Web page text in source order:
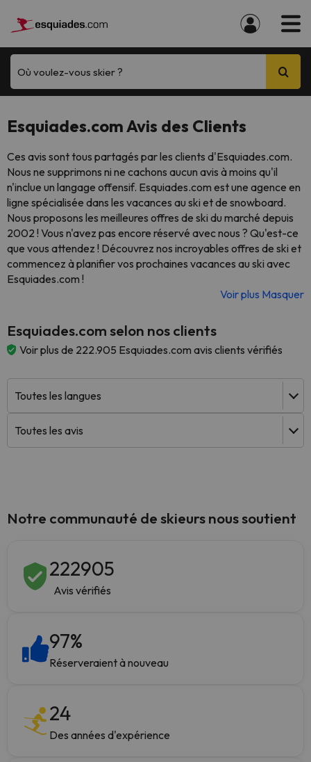
Où voulez-vous skier ?
Esquiades.com Avis des Clients
Ces avis sont tous partagés par les clients d'Esquiades.com.
Nous ne supprimons ni ne cachons aucun avis à moins qu'il
n'inclue un langage offensif. Esquiades.com est une agence en
ligne spécialisée dans les vacances au ski et de snowboard.
Nous proposons les meilleures offres de ski du marché depuis
2002 ! Vous n'avez pas encore réservé avec nous ? Qu'est-ce
que vous attendez ! Découvrez nos incroyables offres de ski et
commencez à planifier vos prochaines vacances au ski avec
Esquiades.com !
Voir plus Masquer
Esquiades.com selon nos clients
Voir plus de 222.905 Esquiades.com avis clients vérifiés
Notre communauté de skieurs nous soutient
222905
Avis vérifiés
97%
Réserveraient à nouveau
24
Des années d'expérience